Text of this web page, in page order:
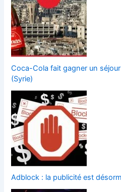
Coca-Cola fait gagner un
(Syrie)
Adblock : la publicité est